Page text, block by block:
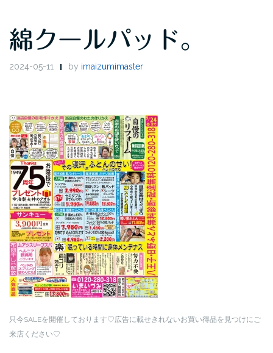
綿クールパッド。
2024-05-11 by imaizumimaster
只今SALEを開催しております♡広告に載せきれないお買い得品を見つけにご
来店ください♡